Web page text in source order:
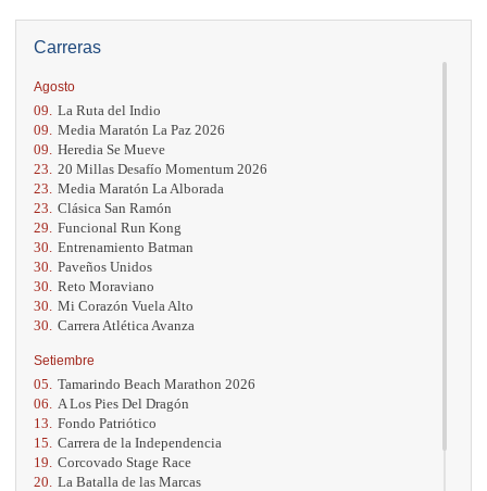
Carreras
Agosto
09. La Ruta del Indio
09. Media Maratón La Paz 2026
09. Heredia Se Mueve
23. 20 Millas Desafío Momentum 2026
23. Media Maratón La Alborada
23. Clásica San Ramón
29. Funcional Run Kong
30. Entrenamiento Batman
30. Paveños Unidos
30. Reto Moraviano
30. Mi Corazón Vuela Alto
30. Carrera Atlética Avanza
Setiembre
05. Tamarindo Beach Marathon 2026
06.
A Los Pies Del Dragón
13. Fondo Patriótico
15. Carrera de la Independencia
19. Corcovado Stage Race
20. La Batalla de las Marcas